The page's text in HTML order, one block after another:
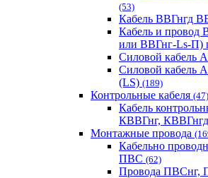
(53)
Кабель ВВГнгд
Кабель и
или ВВГнг-Ls-П)
Силовой
Силовой кабель
(LS) (189)
Контрольные кабеля (47)
Кабель
КВВГнг,
Монтажные провода
Кабельно
ПВС (62)
Провода ПВСнг,